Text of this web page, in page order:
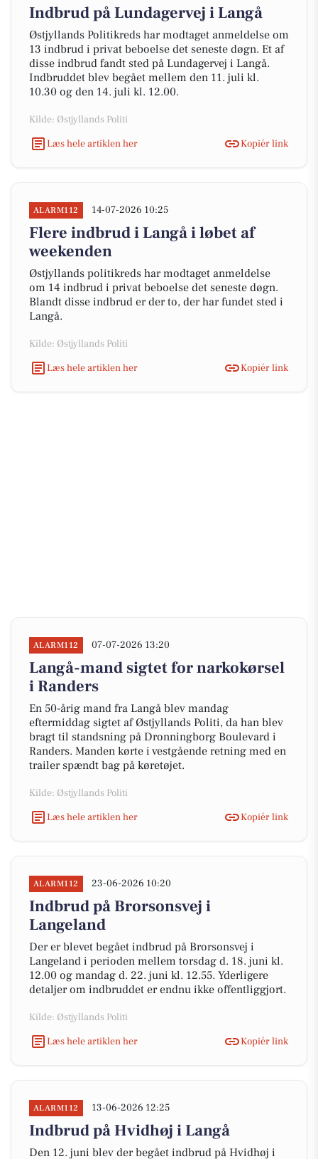
Indbrud på Lundagervej i Langå
Østjyllands Politikreds har modtaget anmeldelse om
13 indbrud i privat beboelse det seneste døgn. Et af
disse indbrud fandt sted på Lundagervej i Langå.
Indbruddet blev begået mellem den 11. juli kl.
10.30 og den 14. juli kl. 12.00.
Kilde: Østjyllands Politi
Læs hele artiklen her
Kopiér link
ALARM112 14-07-2026 10:25
Flere indbrud i Langå i løbet af
weekenden
Østjyllands politikreds har modtaget anmeldelse
om 14 indbrud i privat beboelse det seneste døgn.
Blandt disse indbrud er der to, der har fundet sted i
Langå.
Kilde: Østjyllands Politi
Læs hele artiklen her
Kopiér link
ALARM112 07-07-2026 13:20
Langå-mand sigtet for narkokørsel
i Randers
En 50-årig mand fra Langå blev mandag
eftermiddag sigtet af Østjyllands Politi, da han blev
bragt til standsning på Dronningborg Boulevard i
Randers. Manden kørte i vestgående retning med en
trailer spændt bag på køretøjet.
Kilde: Østjyllands Politi
Læs hele artiklen her
Kopiér link
ALARM112 23-06-2026 10:20
Indbrud på Brorsonsvej i
Langeland
Der er blevet begået indbrud på Brorsonsvej i
Langeland i perioden mellem torsdag d. 18. juni kl.
12.00 og mandag d. 22. juni kl. 12.55. Yderligere
detaljer om indbruddet er endnu ikke offentliggjort.
Kilde: Østjyllands Politi
Læs hele artiklen her
Kopiér link
ALARM112 13-06-2026 12:25
Indbrud på Hvidhøj i Langå
Den 12. juni blev der begået indbrud på Hvidhøj i